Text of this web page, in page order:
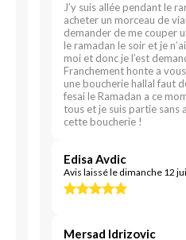
J’y suis allée pendant le
acheter un morceau de
demander de me couper
le ramadan le soir et je
moi et donc je l’est
Franchement honte a
une boucherie hallal faut
fesai le Ramadan a ce
tous et je suis partie sans
cette boucherie !
Edisa Avdic
Avis laissé le dimanche 12
Mersad Idrizovic